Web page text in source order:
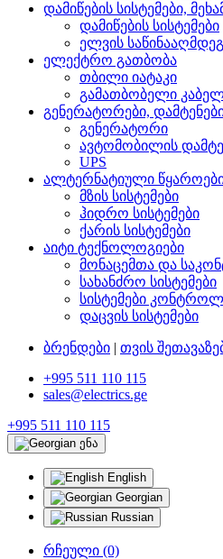
დამიწების სისტემები,
დამიწების სისტემები
ელვის
ელექტრო გათბობა
თბილი იატაკი
გამათბობელი
გენერატორები,
გენერატორი
ავტომობილის
UPS
ალტერნატიული
მზის სისტემები
ჰიდრო სისტემები
ქარის სისტემები
აიტი ტექნოლოგიები
მონაცემთა და
სახანძრო სისტემები
სისტემები
დაცვის სისტემები
ბრენდები | თვის
+995 511 110 115
sales@electrics.ge
+995 511 110 115
ენა
English
Georgian
Russian
რჩეული (0)